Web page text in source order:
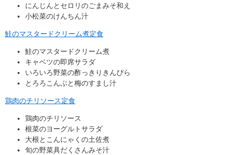
にんじんとセロリのごまみそ和え
小松菜のけんちん汁
鮭のマスタードクリーム煮定食
鮭のマスタードクリーム煮
キャベツの即席サラダ
いろいろ野菜の酢っきりきんぴら
とろろこんぶと梅のすまし汁
鶏肉のチリソース定食
鶏肉のチリソース
根菜のヨーグルトサラダ
大根とこんにゃくの土佐煮
旬の野菜具だくさんみそ汁